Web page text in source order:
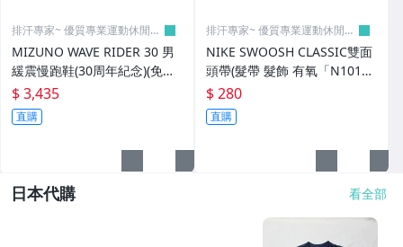
排汗專家~ 優質專業運動休閒賣
MIZUNO WAVE RIDER 30 男
緩震慢跑鞋(30周年紀念)(免運
「J1GU262382」≡排汗專家≡
$ 3,435
直購
排汗專家~ 優質專業運動休閒賣
NIKE SWOOSH CLASSIC雙面
頭帶(髮帶 髮飾 有氧「N10124
12651OS」≡排汗專家≡
$ 280
直購
日本代購 看全部